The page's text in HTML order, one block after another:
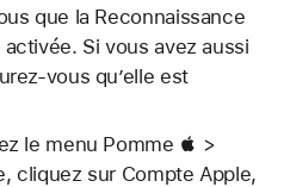
que la Reconnaissance
Si vous avez aussi
vous qu’elle est
le menu Pomme  >
cliquez sur Compte Apple,